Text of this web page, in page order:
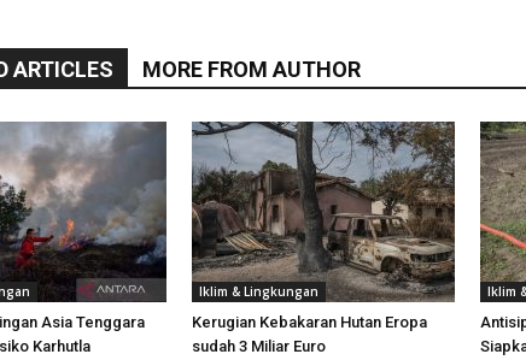
ARTICLES MORE FROM AUTHOR
Asia Tenggara
Karhutla
Iklim & Lingkungan
Kerugian Kebakaran Hutan Eropa
sudah 3 Miliar Euro
Iklim